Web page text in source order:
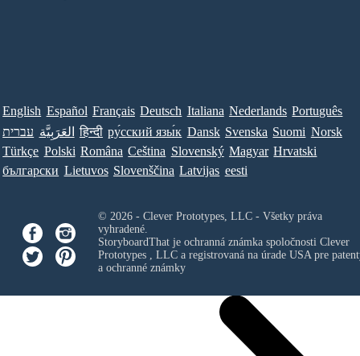
English Español Français Deutsch Italiana Nederlands Português
עברית العَرَبِيَّة हिन्दी ру́сский язы́к Dansk Svenska Suomi Norsk
Türkçe Polski Româna Ceština Slovenský Magyar Hrvatski
български Lietuvos Slovenščina Latvijas eesti
© 2026 - Clever Prototypes, LLC - Všetky práva
vyhradené.
StoryboardThat je ochranná známka spoločnosti Clever
Prototypes , LLCa registrovaná na úrade USA pre
a ochranné známky